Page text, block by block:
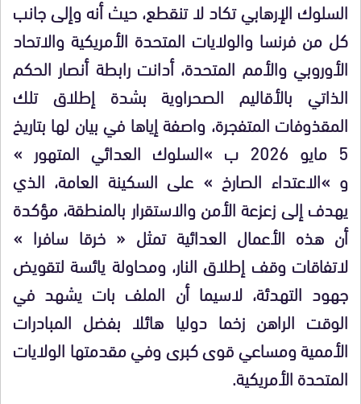
السلوك الإرهابي تكاد لا تنقطع، حيث أنه وإلى جانب
كل من فرنسا والولايات المتحدة الأمريكية والاتحاد
الأوروبي والأمم المتحدة، أدانت رابطة أنصار الحكم
الذاتي بالأقاليم الصحراوية بشدة إطلاق تلك
المقذوفات المتفجرة، واصفة إياها في بيان لها بتاريخ
5 مايو 2026 ب »السلوك العدائي المتهور »
و »الاعتداء الصارخ » على السكينة العامة، الذي
يهدف إلى زعزعة الأمن والاستقرار بالمنطقة، مؤكدة
أن هذه الأعمال العدائية تمثل « خرقا سافرا »
لاتفاقات وقف إطلاق النار، ومحاولة يائسة لتقويض
جهود التهدئة، لاسيما أن الملف بات يشهد في
الوقت الراهن زخما دوليا هائلا بفضل المبادرات
الأممية ومساعي قوى كبرى وفي مقدمتها الولايات
المتحدة الأمريكية.